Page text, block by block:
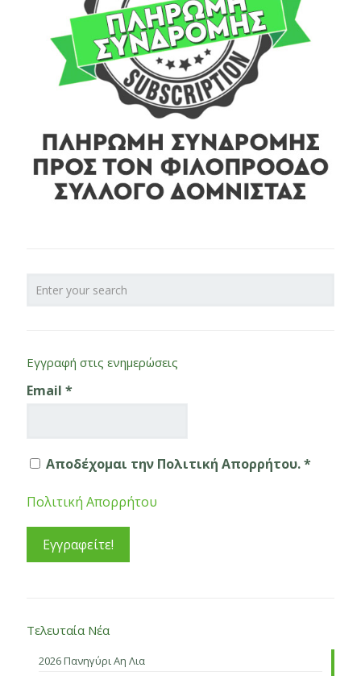
Εγγραφή στις ενημερώσεις
Email *
Αποδέχομαι την Πολιτική Απορρήτου. *
Πολιτική Απορρήτου
Τελευταία Νέα
2026 Πανηγύρι Αη Λια